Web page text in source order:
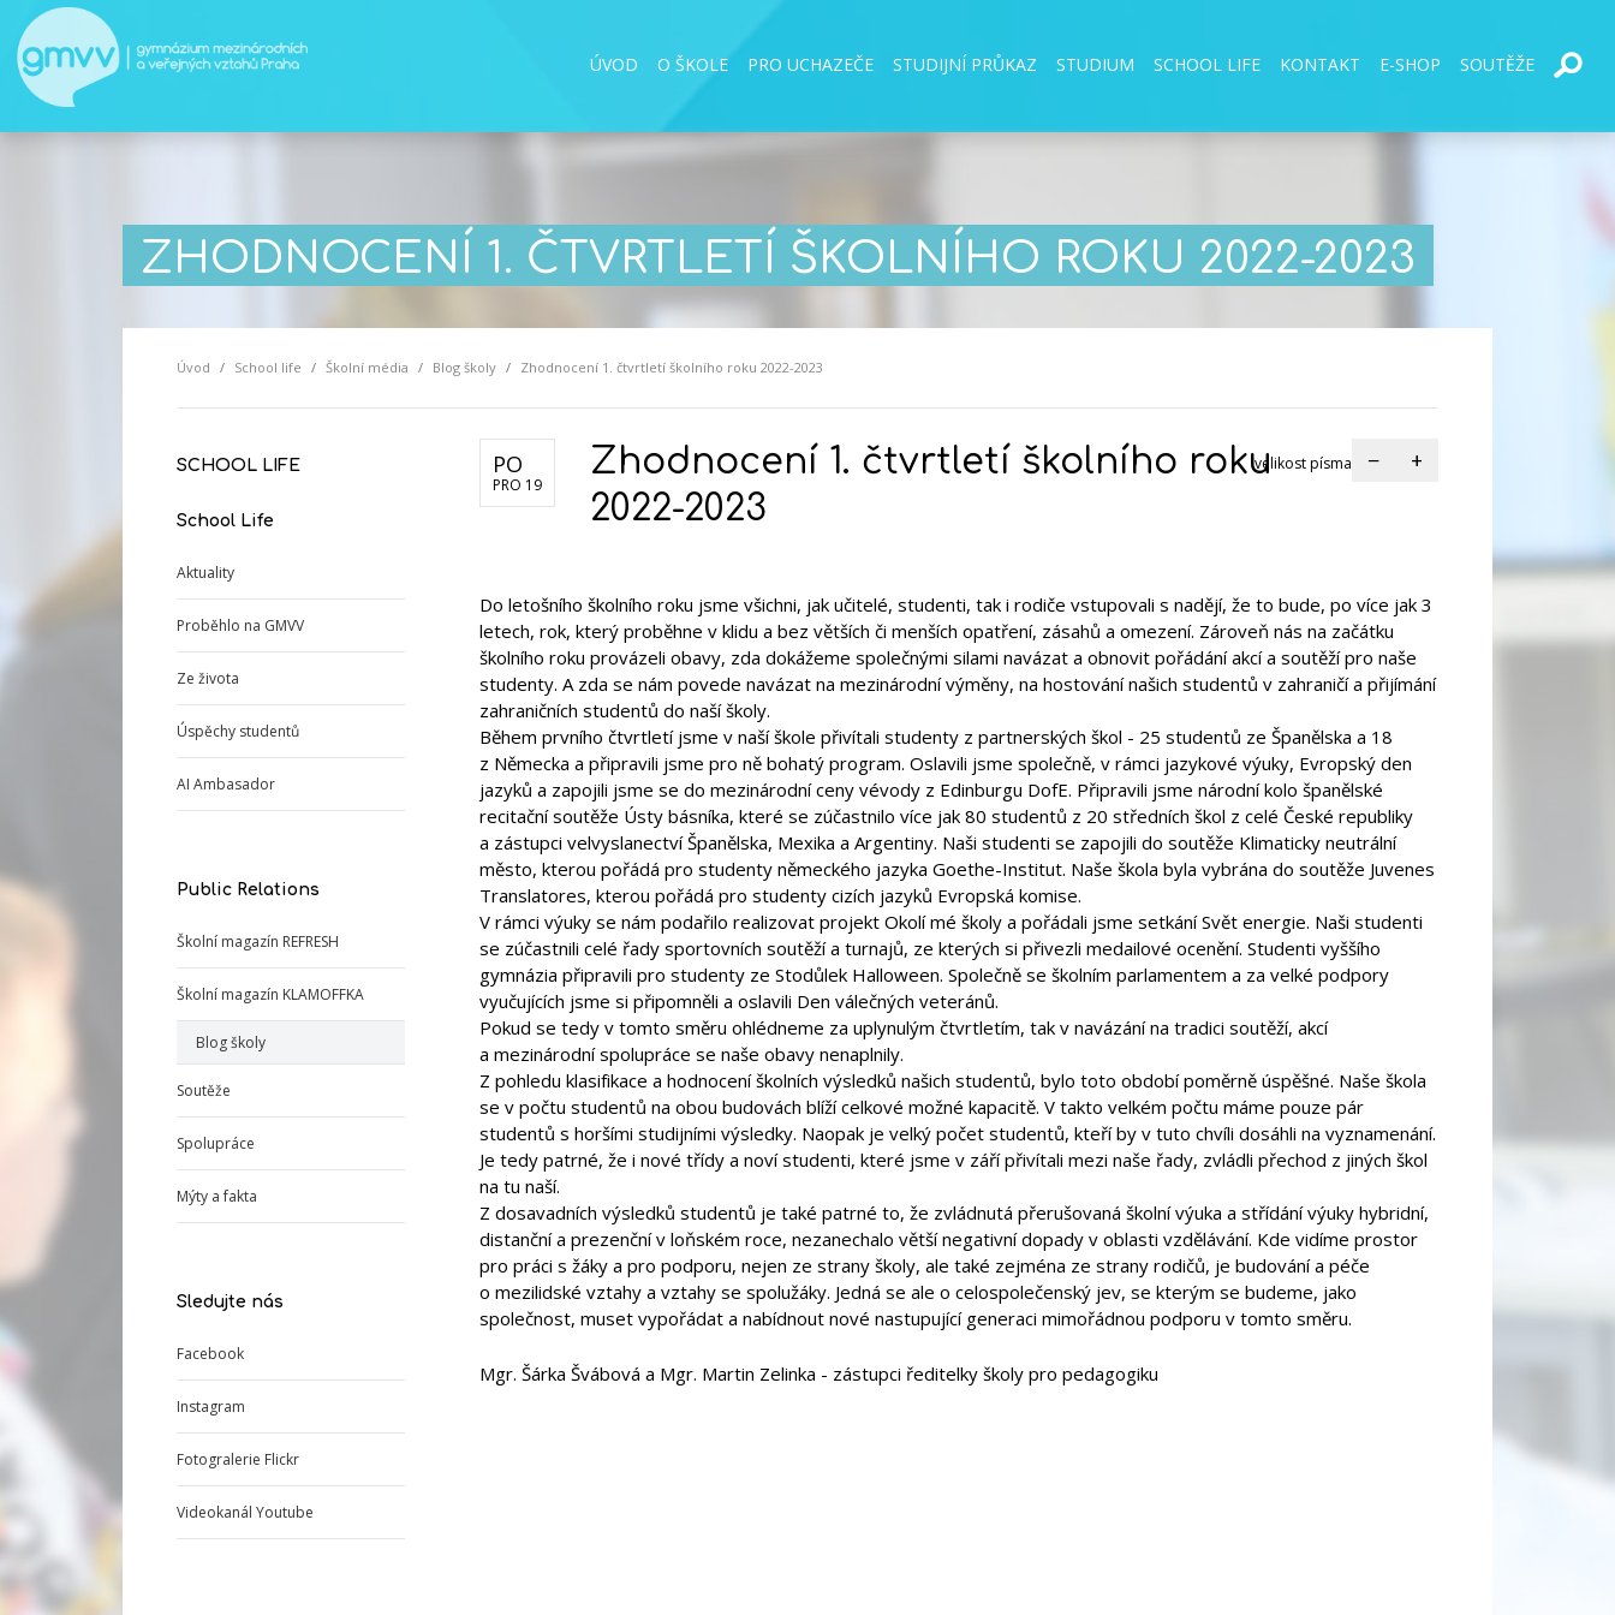
ÚVOD O ŠKOLE PRO UCHAZEČE STUDIJNÍ PRŮKAZ STUDIUM SCHOOL LIFE KONTAKT E-SHOP SOUTĚŽE
ZHODNOCENÍ 1. ČTVRTLETÍ ŠKOLNÍHO ROKU 2022-2023
Úvod School life Školní média Blog školy Zhodnocení 1. čtvrtletí školního roku 2022-2023
SCHOOL LIFE
School Life
Aktuality
Proběhlo na GMVV
Ze života
Úspěchy studentů
AI Ambasador
Public Relations
Školní magazín REFRESH
Školní magazín KLAMOFFKA
Blog školy
Soutěže
Spolupráce
Mýty a fakta
Sledujte nás
Facebook
Instagram
Fotogralerie Flickr
Videokanál Youtube
PO
PRO 19
Zhodnocení 1. čtvrtletí školního roku
2022-2023
velikost písma − +
Do letošního školního roku jsme všichni, jak učitelé, studenti, tak i rodiče vstupovali s nadějí, že to bude, po více jak 3
letech, rok, který proběhne v klidu a bez větších či menších opatření, zásahů a omezení. Zároveň nás na začátku
školního roku provázeli obavy, zda dokážeme společnými silami navázat a obnovit pořádání akcí a soutěží pro naše
studenty. A zda se nám povede navázat na mezinárodní výměny, na hostování našich studentů v zahraničí a přijímání
zahraničních studentů do naší školy.
Během prvního čtvrtletí jsme v naší škole přivítali studenty z partnerských škol - 25 studentů ze Španělska a 18
z Německa a připravili jsme pro ně bohatý program. Oslavili jsme společně, v rámci jazykové výuky, Evropský den
jazyků a zapojili jsme se do mezinárodní ceny vévody z Edinburgu DofE. Připravili jsme národní kolo španělské
recitační soutěže Ústy básníka, které se zúčastnilo více jak 80 studentů z 20 středních škol z celé České republiky
a zástupci velvyslanectví Španělska, Mexika a Argentiny. Naši studenti se zapojili do soutěže Klimaticky neutrální
město, kterou pořádá pro studenty německého jazyka Goethe-Institut. Naše škola byla vybrána do soutěže Juvenes
Translatores, kterou pořádá pro studenty cizích jazyků Evropská komise.
V rámci výuky se nám podařilo realizovat projekt Okolí mé školy a pořádali jsme setkání Svět energie. Naši studenti
se zúčastnili celé řady sportovních soutěží a turnajů, ze kterých si přivezli medailové ocenění. Studenti vyššího
gymnázia připravili pro studenty ze Stodůlek Halloween. Společně se školním parlamentem a za velké podpory
vyučujících jsme si připomněli a oslavili Den válečných veteránů.
Pokud se tedy v tomto směru ohlédneme za uplynulým čtvrtletím, tak v navázání na tradici soutěží, akcí
a mezinárodní spolupráce se naše obavy nenaplnily.
Z pohledu klasifikace a hodnocení školních výsledků našich studentů, bylo toto období poměrně úspěšné. Naše škola
se v počtu studentů na obou budovách blíží celkové možné kapacitě. V takto velkém počtu máme pouze pár
studentů s horšími studijními výsledky. Naopak je velký počet studentů, kteří by v tuto chvíli dosáhli na vyznamenání.
Je tedy patrné, že i nové třídy a noví studenti, které jsme v září přivítali mezi naše řady, zvládli přechod z jiných škol
na tu naší.
Z dosavadních výsledků studentů je také patrné to, že zvládnutá přerušovaná školní výuka a střídání výuky hybridní,
distanční a prezenční v loňském roce, nezanechalo větší negativní dopady v oblasti vzdělávání. Kde vidíme prostor
pro práci s žáky a pro podporu, nejen ze strany školy, ale také zejména ze strany rodičů, je budování a péče
o mezilidské vztahy a vztahy se spolužáky. Jedná se ale o celospolečenský jev, se kterým se budeme, jako
společnost, muset vypořádat a nabídnout nové nastupující generaci mimořádnou podporu v tomto směru.
Mgr. Šárka Švábová a Mgr. Martin Zelinka - zástupci ředitelky školy pro pedagogiku